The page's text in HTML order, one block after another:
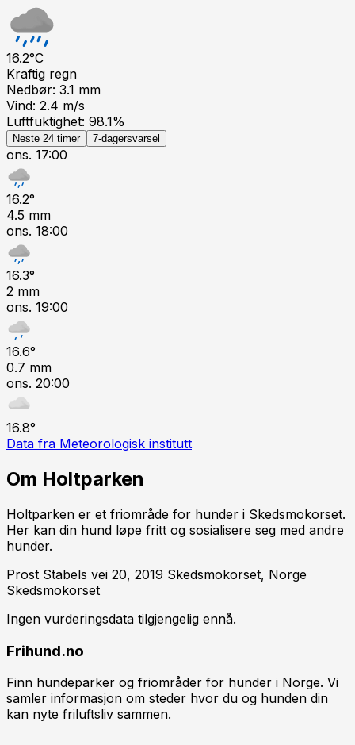
16.2°C
Kraftig regn
Nedbør: 3.1 mm
Vind: 2.4 m/s
Luftfuktighet: 98.1%
Neste 24 timer 7-dagersvarsel
ons. 17:00
16.2°
4.5 mm
ons. 18:00
16.3°
2 mm
ons. 19:00
16.6°
0.7 mm
ons. 20:00
16.8°
Data fra Meteorologisk institutt
Om Holtparken
Holtparken er et friområde for hunder i Skedsmokorset.
Her kan din hund løpe fritt og sosialisere seg med andre
hunder.
Prost Stabels vei 20, 2019 Skedsmokorset, Norge
Skedsmokorset
Ingen vurderingsdata tilgjengelig ennå.
Frihund.no
Finn hundeparker og friområder for hunder i Norge. Vi
samler informasjon om steder hvor du og hunden din
kan nyte friluftsliv sammen.